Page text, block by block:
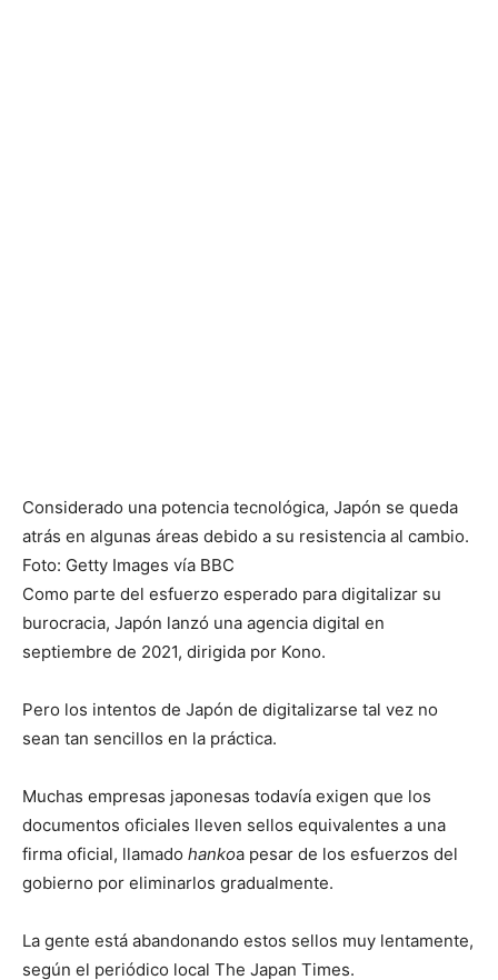
Considerado una potencia tecnológica, Japón se queda
atrás en algunas áreas debido a su resistencia al cambio.
Foto: Getty Images vía BBC
Como parte del esfuerzo esperado para digitalizar su
burocracia, Japón lanzó una agencia digital en
septiembre de 2021, dirigida por Kono.
Pero los intentos de Japón de digitalizarse tal vez no
sean tan sencillos en la práctica.
Muchas empresas japonesas todavía exigen que los
documentos oficiales lleven sellos equivalentes a una
firma oficial, llamado hankoa pesar de los esfuerzos del
gobierno por eliminarlos gradualmente.
La gente está abandonando estos sellos muy lentamente,
según el periódico local The Japan Times.